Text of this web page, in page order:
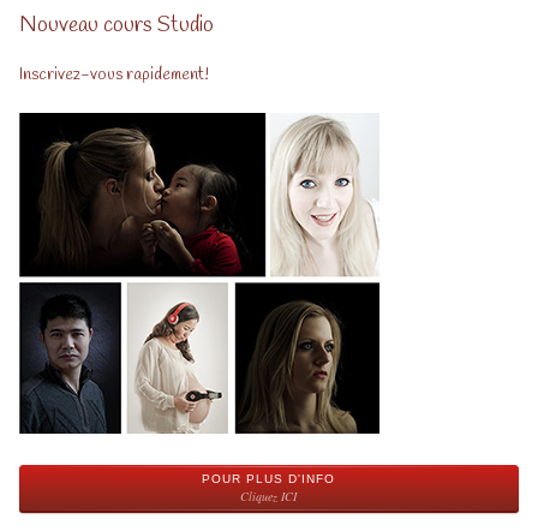
Nouveau cours Studio
Inscrivez-vous rapidement!
POUR PLUS D'INFO
Cliquez ICI